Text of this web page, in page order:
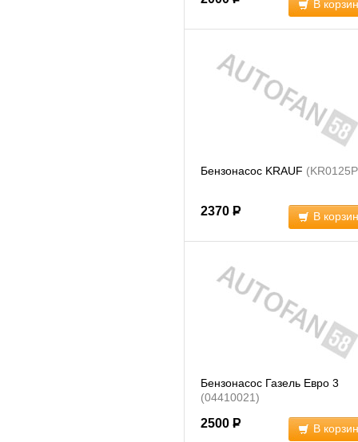
В
Бензонасос KRAUF
2370 Р В
Бензонасос Газель Евро 3
(04410021)
2500 Р В